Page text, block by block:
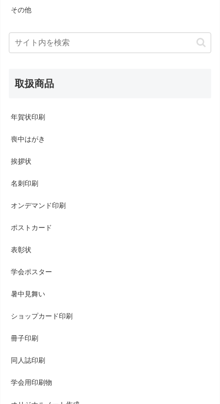
その他
取扱商品
年賀状印刷
喪中はがき
挨拶状
名刺印刷
オンデマンド印刷
ポストカード
表彰状
学会ポスター
暑中見舞い
ショップカード印刷
冊子印刷
同人誌印刷
学会用印刷物